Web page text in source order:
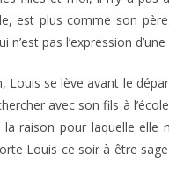
est plus comme son
pas l’expression
Louis se lève avant le
avec son fils à
la raison pour laquelle
Louis ce soir à être